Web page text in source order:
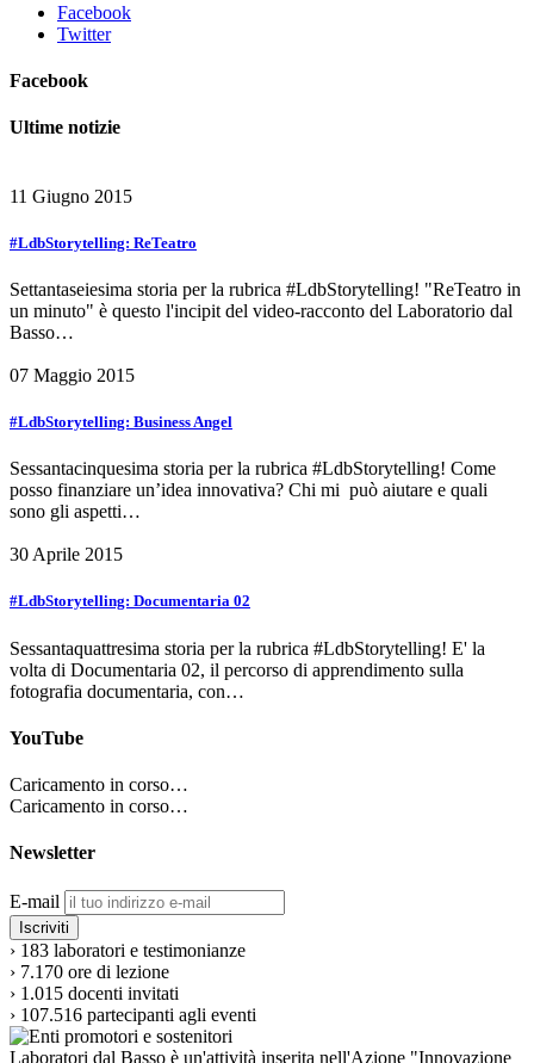
Facebook
Twitter
Facebook
Ultime notizie
11 Giugno 2015
#LdbStorytelling: ReTeatro
Settantaseiesima storia per la rubrica #LdbStorytelling! "ReTeatro in
un minuto" è questo l'incipit del video-racconto del Laboratorio dal
Basso…
07 Maggio 2015
#LdbStorytelling: Business Angel
Sessantacinquesima storia per la rubrica #LdbStorytelling! Come
posso finanziare un’idea innovativa? Chi mi può aiutare e quali
sono gli aspetti…
30 Aprile 2015
#LdbStorytelling: Documentaria 02
Sessantaquattresima storia per la rubrica #LdbStorytelling! E' la
volta di Documentaria 02, il percorso di apprendimento sulla
fotografia documentaria, con…
YouTube
Caricamento in corso…
Caricamento in corso…
Newsletter
E-mail
› 183 laboratori e testimonianze
› 7.170 ore di lezione
› 1.015 docenti invitati
› 107.516 partecipanti agli eventi
Laboratori dal Basso è un'attività inserita nell'Azione "Innovazione